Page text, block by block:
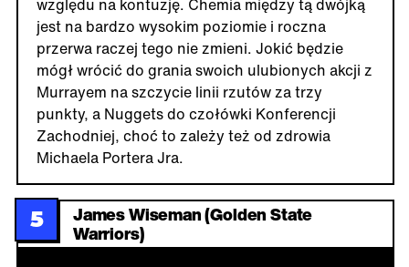
względu na kontuzję. Chemia między tą dwójką
jest na bardzo wysokim poziomie i roczna
przerwa raczej tego nie zmieni. Jokić będzie
mógł wrócić do grania swoich ulubionych akcji z
Murrayem na szczycie linii rzutów za trzy
punkty, a Nuggets do czołówki Konferencji
Zachodniej, choć to zależy też od zdrowia
Michaela Portera Jra.
5
James Wiseman (Golden State
Warriors)